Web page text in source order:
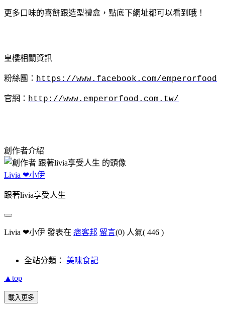
更多口味的喜餅跟造型禮盒，點底下網址都可以看到哦！
皇樓相關資訊
粉絲團： https://www.facebook.com/emperorfood
官網： http://www.emperorfood.com.tw/
創作者介紹
Livia ❤小伊
跟著livia享受人生
Livia ❤小伊 發表在 痞客邦 留言(0) 人氣( 446 )
全站分類： 美味食記
▲top
載入更多